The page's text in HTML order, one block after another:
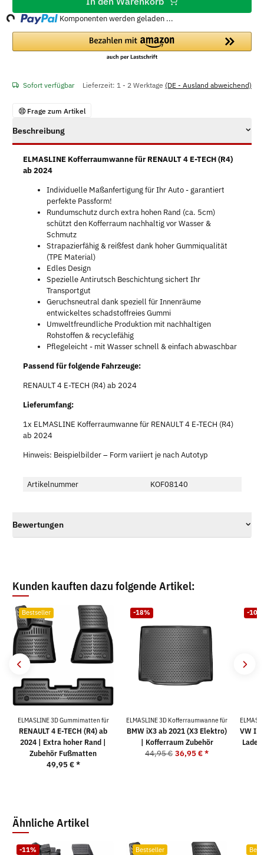
Komponenten werden geladen ...
Sofort verfügbar Lieferzeit: 1 - 2 Werktage (DE - Ausland abweichend)
Frage zum Artikel
Beschreibung
ELMASLINE Kofferraumwanne für RENAULT 4 E-TECH (R4)
ab 2024
Individuelle Maßanfertigung für Ihr Auto - garantiert
perfekte Passform!
Rundumschutz durch extra hohen Rand (ca. 5cm)
schützt den Kofferraum nachhaltig vor Wasser &
Schmutz
Strapazierfähig & reißfest dank hoher Gummiqualität
(TPE Material)
Edles Design
Spezielle Antirutsch Beschichtung sichert Ihr
Transportgut
Geruchsneutral dank speziell für Innenräume
entwickeltes schadstoffreies Gummi
Umweltfreundliche Produktion mit nachhaltigen
Rohstoffen & recyclefähig
Pflegeleicht - mit Wasser schnell & einfach abwaschbar
Passend für folgende Fahrzeuge:
RENAULT 4 E-TECH (R4) ab 2024
Lieferumfang:
1x ELMASLINE Kofferraumwanne für RENAULT 4 E-TECH (R4)
ab 2024
Hinweis: Beispielbilder – Form variiert je nach Autotyp
Artikelnummer KOF08140
Bewertungen
Kunden kauften dazu folgende Artikel:
Bestseller
ELMASLINE 3D Gummimatten für
RENAULT 4 E-TECH (R4) ab
2024 | Extra hoher Rand |
Zubehör Fußmatten
49,95 €*
-18%
ELMASLINE 3D Kofferraumwanne für
BMW iX3 ab 2021 (X3 Elektro)
| Kofferraum Zubehör
44,95 € 36,95 €*
-10%
VW ID
Ähnliche Artikel
-11% Bestseller